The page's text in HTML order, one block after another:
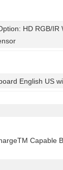
HD RGB/IR
English US
Capable